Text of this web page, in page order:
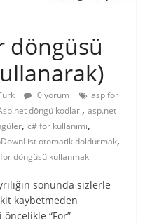
döngüsü
0 yorum
asp for
döngü kodları,asp.net
,c# for kullanımı,
otomatik doldurmak,
for döngüsü kullanmak
sonunda sizlerle
kaybetmeden
“For”